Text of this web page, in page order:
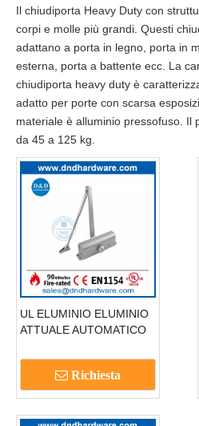
Il chiudiporta Heavy Duty con
corpi e molle più grandi. Questi
adattano a porta in legno, porta in
esterna, porta a battente ecc. La
chiudiporta heavy duty è
adatto per porte con scarsa
materiale è alluminio pressofuso. Il
da 45 a 125 kg.
UL ELUMINIO ELUMINIO
ATTUALE AUTOMATICO
FUOCO PRESIDE
CARIRE DDDC018
Richiesta